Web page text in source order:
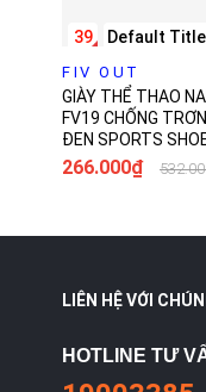
39 Default Title
43
44
FIV OUT
GIÀY THỂ THAO
FV19 CHỐNG
ĐEN SPORTS
266.000₫
LIÊN HỆ VỚI
HOTLINE TƯ